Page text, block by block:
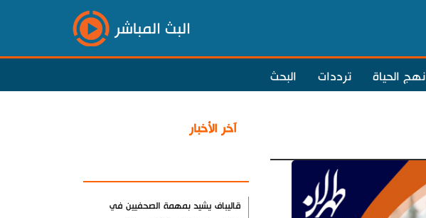
البث المباشر
نهج الحياة ترددات البحث
آخر الأخبار
قاليباف يشيد بمهمة الصحفيين في